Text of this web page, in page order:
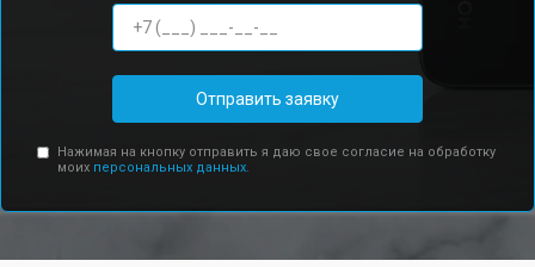
Отправить заявку
Нажимая на кнопку отправить я даю свое согласие на обработку
моих персональных данных.